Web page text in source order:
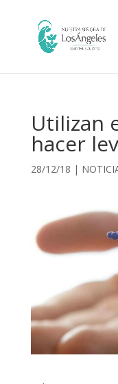
Utilizan
hacer
28/12/18 |